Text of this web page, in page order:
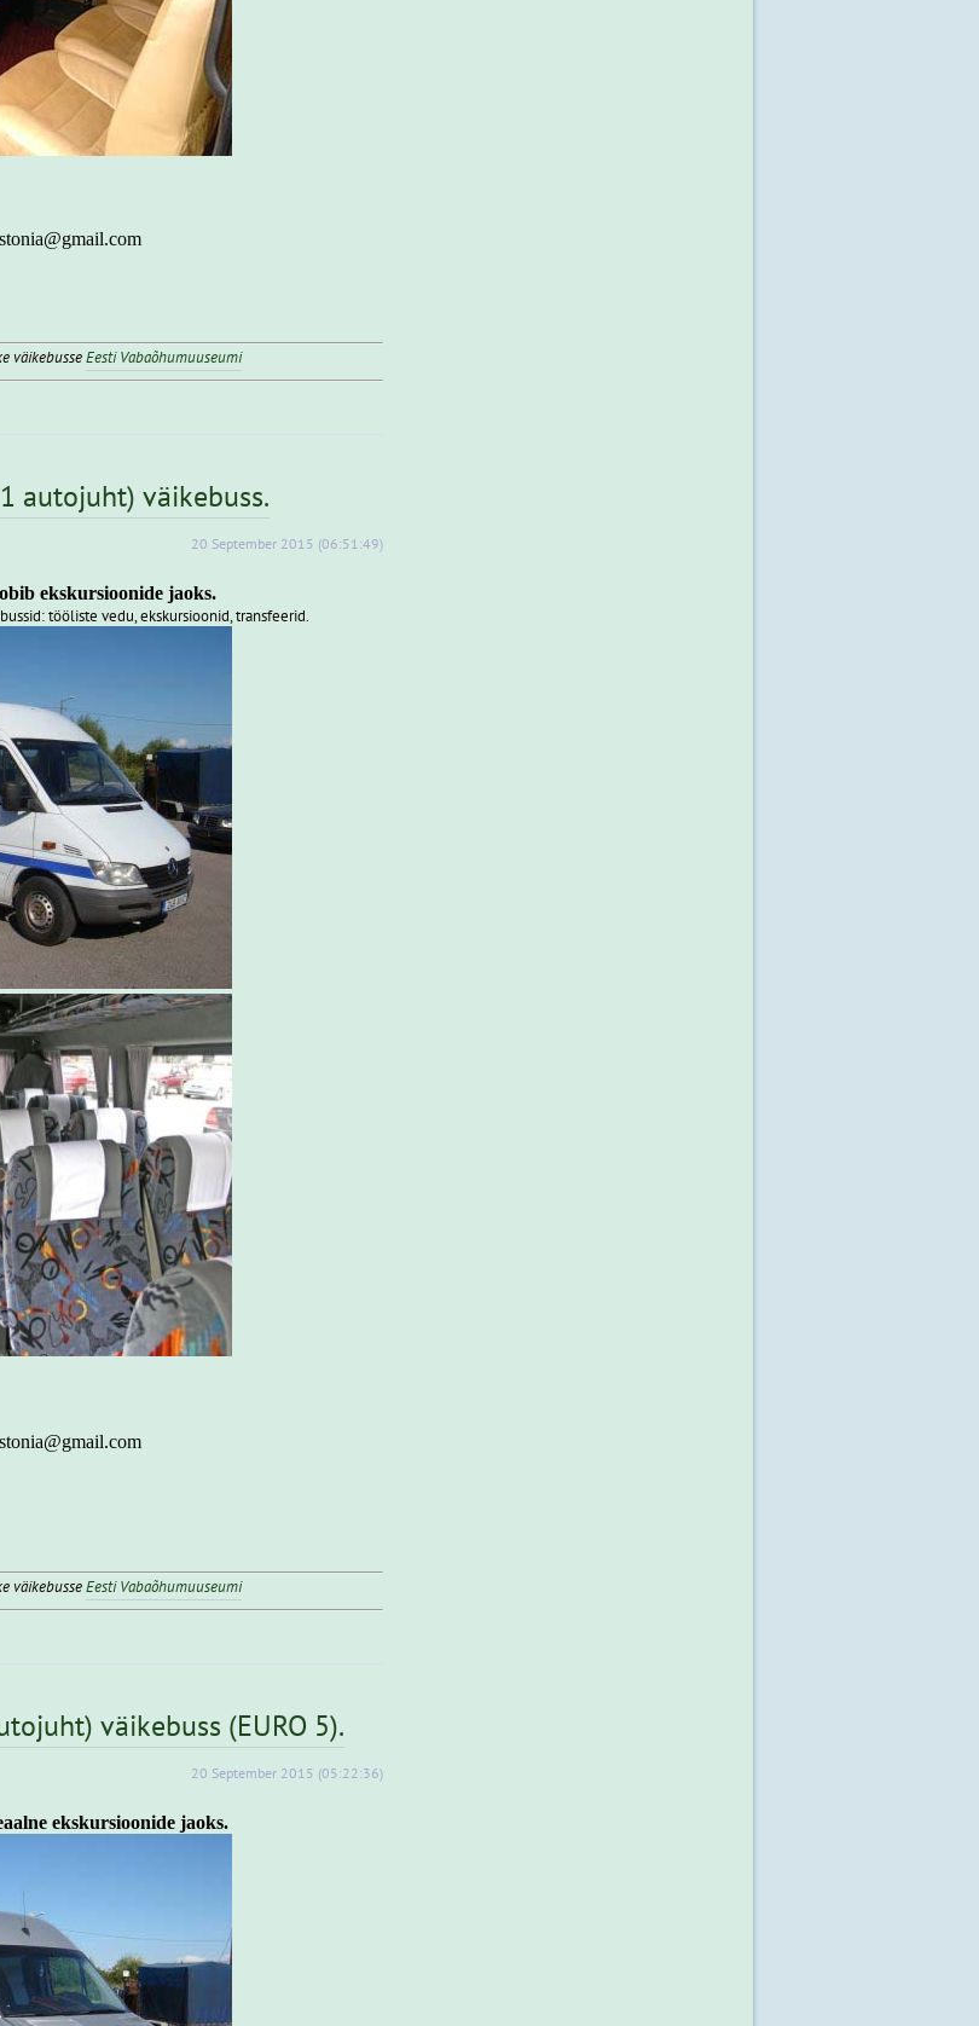
väikebusseEesti Vabaõhumuuseumi
autojuht) väikebuss.
20 September 2015 (06:51:49)
ekskursioonide jaoks.
tööliste vedu, ekskursioonid, transfeerid.
väikebusseEesti Vabaõhumuuseumi
väikebuss (EURO 5).
20 September 2015 (05:22:36)
ekskursioonide jaoks.